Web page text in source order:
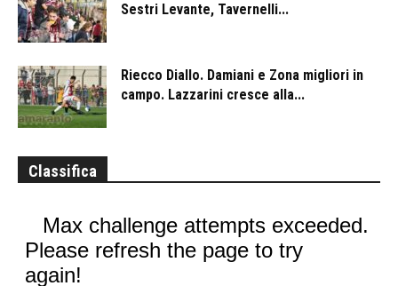
Sestri Levante, Tavernelli...
Riecco Diallo. Damiani e Zona migliori in
campo. Lazzarini cresce alla...
Classifica